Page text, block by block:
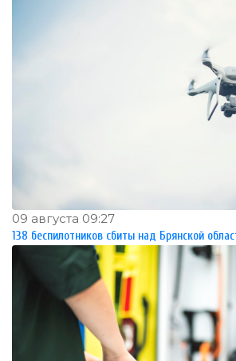
09 августа 09:27
138 беспилотников сбиты над Брянской